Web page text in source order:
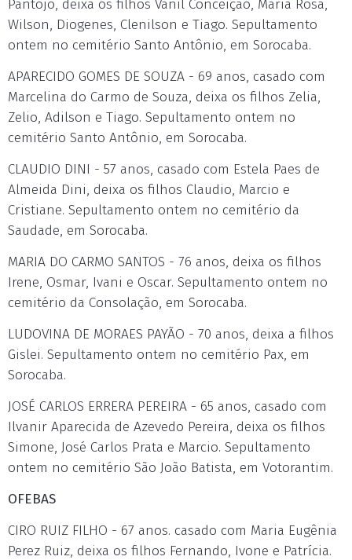
Pantojo, deixa os filhos Vanil Conceição, Maria Rosa,
Wilson, Diogenes, Clenilson e Tiago. Sepultamento
ontem no cemitério Santo Antônio, em Sorocaba.
APARECIDO GOMES DE SOUZA - 69 anos, casado com
Marcelina do Carmo de Souza, deixa os filhos Zelia,
Zelio, Adilson e Tiago. Sepultamento ontem no
cemitério Santo Antônio, em Sorocaba.
CLAUDIO DINI - 57 anos, casado com Estela Paes de
Almeida Dini, deixa os filhos Claudio, Marcio e
Cristiane. Sepultamento ontem no cemitério da
Saudade, em Sorocaba.
MARIA DO CARMO SANTOS - 76 anos, deixa os filhos
Irene, Osmar, Ivani e Oscar. Sepultamento ontem no
cemitério da Consolação, em Sorocaba.
LUDOVINA DE MORAES PAYÃO - 70 anos, deixa a filhos
Gislei. Sepultamento ontem no cemitério Pax, em
Sorocaba.
JOSÉ CARLOS ERRERA PEREIRA - 65 anos, casado com
Ilvanir Aparecida de Azevedo Pereira, deixa os filhos
Simone, José Carlos Prata e Marcio. Sepultamento
ontem no cemitério São João Batista, em Votorantim.
OFEBAS
CIRO RUIZ FILHO - 67 anos. casado com Maria Eugênia
Perez Ruiz, deixa os filhos Fernando, Ivone e Patrícia.